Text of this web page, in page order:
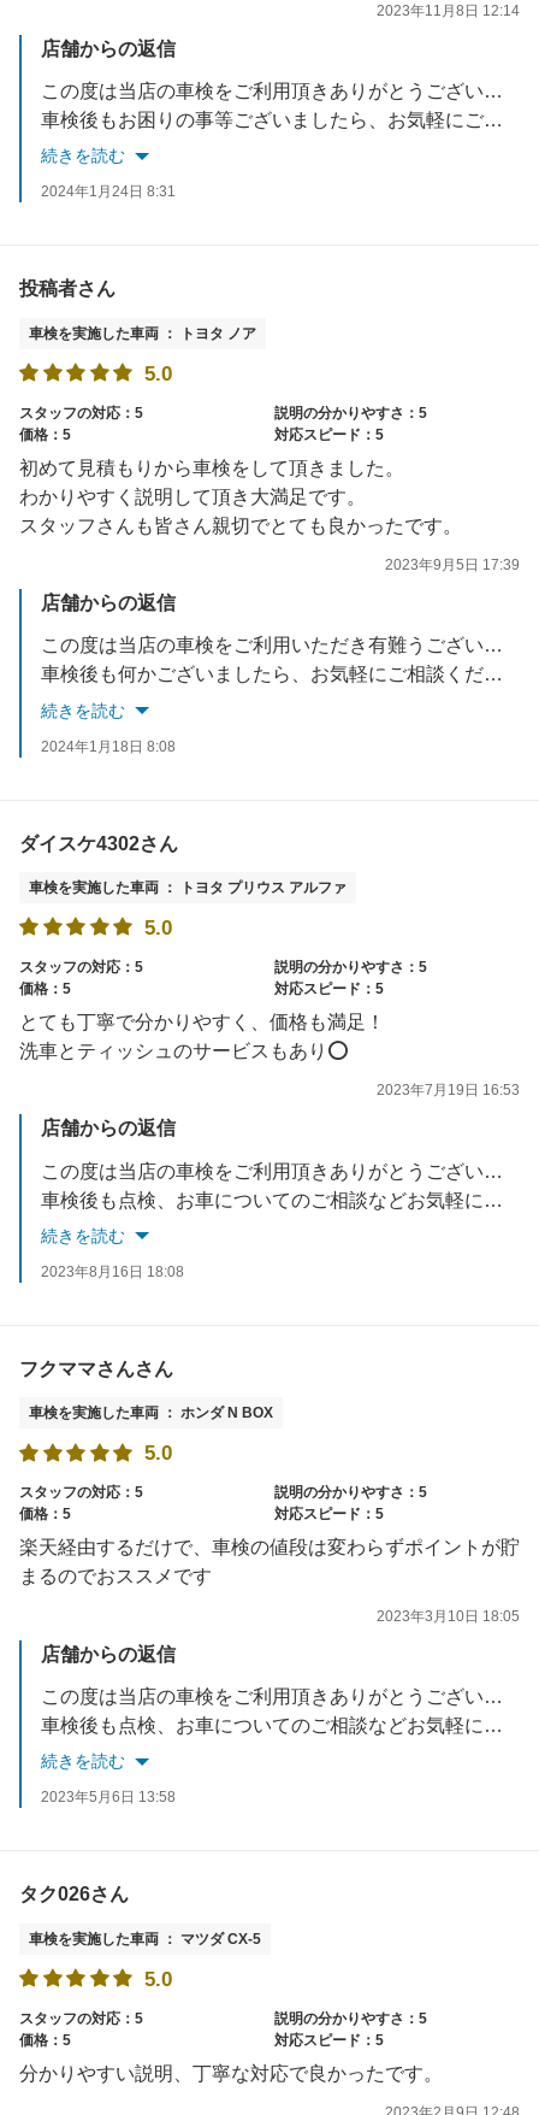
2023年11月8日 12:14
店舗からの返信
この度は当店の車検をご利用頂きありがとうございました。
車検後もお困りの事等ございましたら、お気軽にご相談下さい。
スタッフ一同お待ちしております。
続きを読む
2024年1月24日 8:31
投稿者さん
車検を実施した車両 ： トヨタ ノア
5.0
スタッフの対応：5
説明の分かりやすさ：5
価格：5
対応スピード：5
初めて見積もりから車検をして頂きました。
わかりやすく説明して頂き大満足です。
スタッフさんも皆さん親切でとても良かったです。
2023年9月5日 17:39
店舗からの返信
この度は当店の車検をご利用いただき有難うございました。
車検後も何かございましたら、お気軽にご相談ください。
スタッフ一同お待ちしております。
続きを読む
2024年1月18日 8:08
ダイスケ4302さん
車検を実施した車両 ： トヨタ プリウス アルファ
5.0
スタッフの対応：5
説明の分かりやすさ：5
価格：5
対応スピード：5
とても丁寧で分かりやすく、価格も満足！
洗車とティッシュのサービスもあり⭕️
2023年7月19日 16:53
店舗からの返信
この度は当店の車検をご利用頂きありがとうございました。
車検後も点検、お車についてのご相談などお気軽にお申し付けください。
またのご来店お待ちしております。
続きを読む
2023年8月16日 18:08
フクママさんさん
車検を実施した車両 ： ホンダ N BOX
5.0
スタッフの対応：5
説明の分かりやすさ：5
価格：5
対応スピード：5
楽天経由するだけで、車検の値段は変わらずポイントが貯
まるのでおススメです
2023年3月10日 18:05
店舗からの返信
この度は当店の車検をご利用頂きありがとうございました。
車検後も点検、お車についてのご相談などお気軽にお申し付けください。
またのご来店お待ちしております。
続きを読む
2023年5月6日 13:58
タク026さん
車検を実施した車両 ： マツダ CX-5
5.0
スタッフの対応：5
説明の分かりやすさ：5
価格：5
対応スピード：5
分かりやすい説明、丁寧な対応で良かったです。